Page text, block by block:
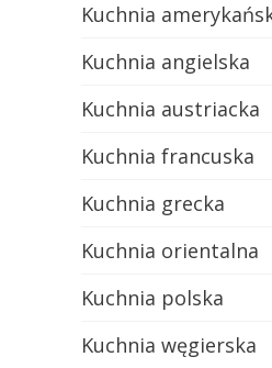
Kuchnia
Kuchnia angielska
Kuchnia austriacka
Kuchnia francuska
Kuchnia grecka
Kuchnia orientalna
Kuchnia polska
Kuchnia węgierska